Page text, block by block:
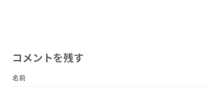
コメントを残す
名前